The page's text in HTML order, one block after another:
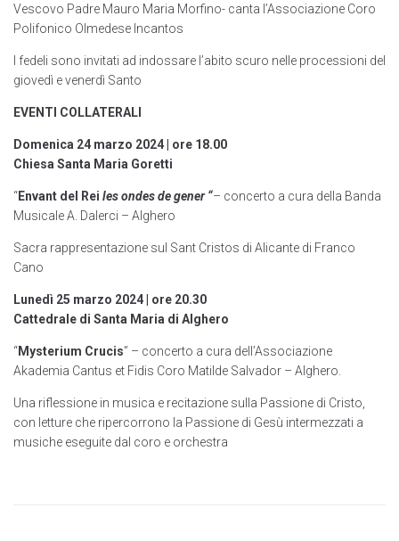
Vescovo Padre Mauro Maria Morfino- canta l’Associazione Coro
Polifonico Olmedese Incantos
I fedeli sono invitati ad indossare l’abito scuro nelle processioni del
giovedì e venerdì Santo
EVENTI COLLATERALI
Domenica 24 marzo 2024 | ore 18.00
Chiesa Santa Maria Goretti
“Envant del Rei les ondes de gener “– concerto a cura della Banda
Musicale A. Dalerci – Alghero
Sacra rappresentazione sul Sant Cristos di Alicante di Franco
Cano
Lunedì 25 marzo 2024 | ore 20.30
Cattedrale di Santa Maria di Alghero
“Mysterium Crucis” – concerto a cura dell’Associazione
Akademia Cantus et Fidis Coro Matilde Salvador – Alghero.
Una riflessione in musica e recitazione sulla Passione di Cristo,
con letture che ripercorrono la Passione di Gesù intermezzati a
musiche eseguite dal coro e orchestra